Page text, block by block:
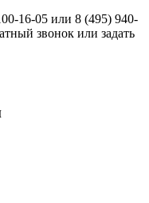
16-05 или 8 (495) 940-
звонок или задать